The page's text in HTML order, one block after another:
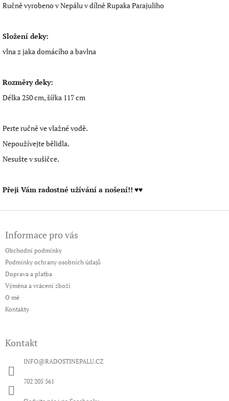
Ručně vyrobeno v Nepálu v dílně Rupaka Parajuliho
Složení deky:
vlna z jaka domácího a bavlna
Rozměry deky:
Délka 250 cm, šířka 117 cm
Perte ručně ve vlažné vodě.
Nepoužívejte bělidla.
Nesušte v sušičce.
Přeji Vám radostné užívání a nošení!! ♥♥
Informace pro vás
Obchodní podmínky
Podmínky ochrany osobních údajů
Doprava a platba
Výměna a vrácení zboží
O mě
Kontakty
Kontakt
INFO@RADOSTINEPALU.CZ
702 205 561